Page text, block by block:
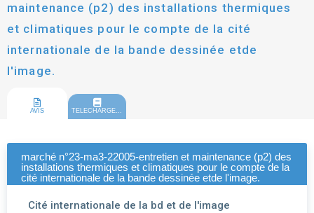
maintenance (p2) des installations thermiques
et climatiques pour le compte de la cité
internationale de la bande dessinée etde
l'image.
AVIS TELECHARGEMENT
marché n°23-ma3-22005-entretien et maintenance (p2) des
installations thermiques et climatiques pour le compte de la
cité internationale de la bande dessinée etde l'image.
Cité internationale de la bd et de l'image